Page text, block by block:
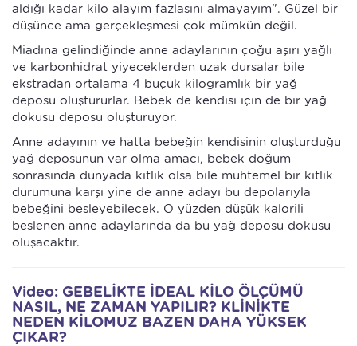
aldığı kadar kilo alayım fazlasını almayayım". Güzel bir
düşünce ama gerçekleşmesi çok mümkün değil.
Miadına gelindiğinde anne adaylarının çoğu aşırı yağlı
ve karbonhidrat yiyeceklerden uzak dursalar bile
ekstradan ortalama 4 buçuk kilogramlık bir yağ
deposu oluştururlar. Bebek de kendisi için de bir yağ
dokusu deposu oluşturuyor.
Anne adayının ve hatta bebeğin kendisinin oluşturduğu
yağ deposunun var olma amacı, bebek doğum
sonrasında dünyada kıtlık olsa bile muhtemel bir kıtlık
durumuna karşı yine de anne adayı bu depolarıyla
bebeğini besleyebilecek. O yüzden düşük kalorili
beslenen anne adaylarında da bu yağ deposu dokusu
oluşacaktır.
Video: GEBELİKTE İDEAL KİLO ÖLÇÜMÜ
NASIL, NE ZAMAN YAPILIR? KLİNİKTE
NEDEN KİLOMUZ BAZEN DAHA YÜKSEK
ÇIKAR?